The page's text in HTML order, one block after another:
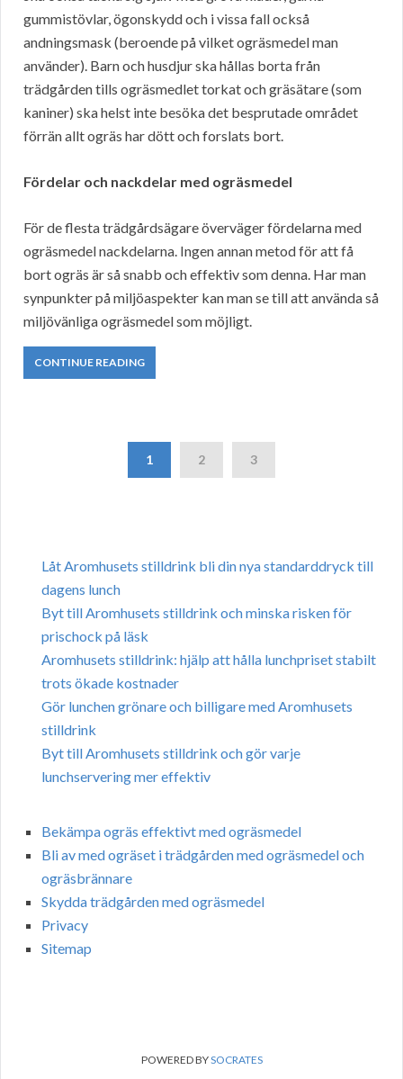
gummistövlar, ögonskydd och i vissa fall också
andningsmask (beroende på vilket ogräsmedel man
använder). Barn och husdjur ska hållas borta från
trädgården tills ogräsmedlet torkat och gräsätare (som
kaniner) ska helst inte besöka det besprutade området
förrän allt ogräs har dött och forslats bort.
Fördelar och nackdelar med ogräsmedel
För de flesta trädgårdsägare överväger fördelarna med
ogräsmedel nackdelarna. Ingen annan metod för att få
bort ogräs är så snabb och effektiv som denna. Har man
synpunkter på miljöaspekter kan man se till att använda så
miljövänliga ogräsmedel som möjligt.
CONTINUE READING
1 2 3
Låt Aromhusets stilldrink bli din nya standarddryck till
dagens lunch
Byt till Aromhusets stilldrink och minska risken för
prischock på läsk
Aromhusets stilldrink: hjälp att hålla lunchpriset stabilt
trots ökade kostnader
Gör lunchen grönare och billigare med Aromhusets
stilldrink
Byt till Aromhusets stilldrink och gör varje
lunchservering mer effektiv
Bekämpa ogräs effektivt med ogräsmedel
Bli av med ogräset i trädgården med ogräsmedel och
ogräsbrännare
Skydda trädgården med ogräsmedel
Privacy
Sitemap
POWERED BYSOCRATES